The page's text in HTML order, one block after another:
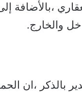
،بالأضافة
والخارج.
بالذكر ،ان